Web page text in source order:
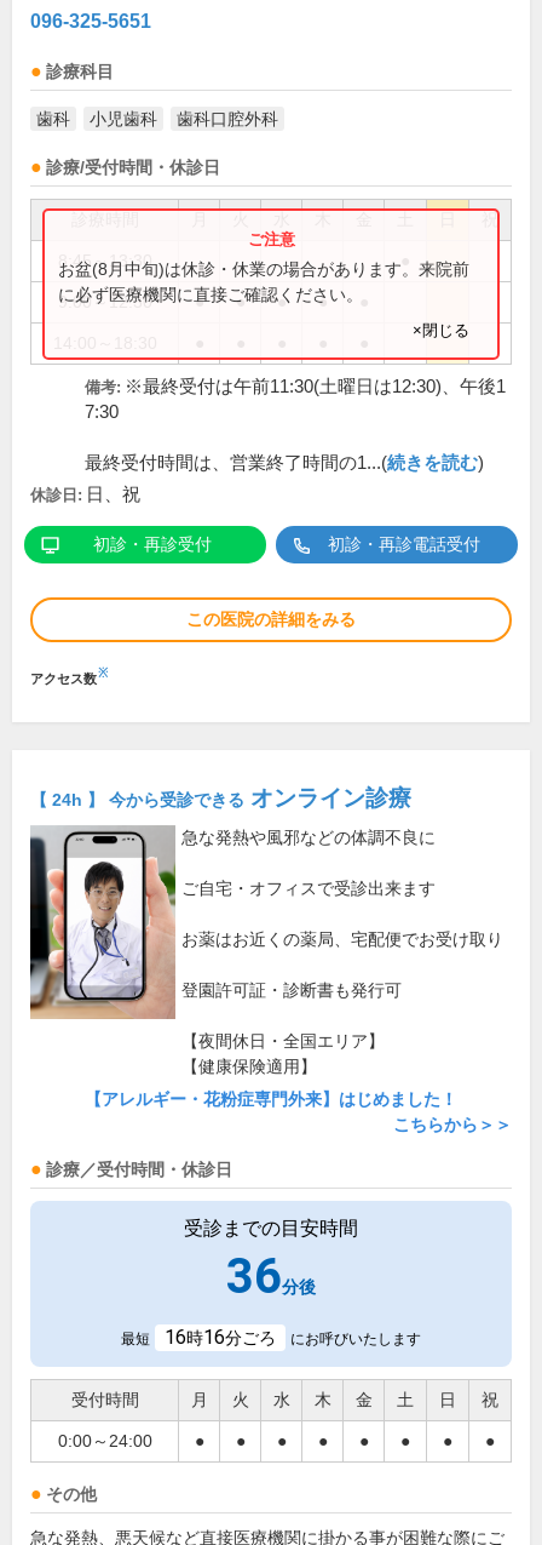
096-325-5651
診療科目
歯科 小児歯科 歯科口腔外科
診療/受付時間・休診日
祝
8:45～13:30
9:00～12:30 ● ● ● ●
お盆(8月中旬)は休診・休業の場合があります。来院前
に必ず医療機関に直接ご確認ください。
×閉じる
備考: ※最終受付は午前11:30(土曜日は12:30)、午後1
7:30
最終受付時間は、営業終了時間の1...(続きを読む)
休診日: 日、祝
初診・再診受付 初診・再診電話受付
この医院の詳細をみる
アクセス数※
【 24h 】 今から受診できる オンライン診療
急な発熱や風邪などの体調不良に
ご自宅・オフィスで受診出来ます
お薬はお近くの薬局、宅配便でお受け取り
登園許可証・診断書も発行可
【夜間休日・全国エリア】
【健康保険適用】
【アレルギー・花粉症専門外来】はじめました！
こちらから＞＞
診療／受付時間・休診日
受診までの目安時間
36分後
最短 16時16分ごろ にお呼びいたします
受付時間 月 火 水 木 金 土 日 祝
0:00～24:00 ● ● ● ● ● ● ● ●
その他
急な発熱、悪天候など直接医療機関に掛かる事が困難な際にご